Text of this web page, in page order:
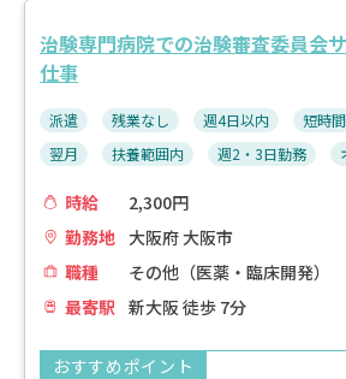
治験専門病院での治験審査委員会
仕事
派遣 残業なし 週4日以内 短時間
翌月
扶養範囲内 週2・3日勤務
時給
2,300円
勤務地 大阪府 大阪市
職種
その他（医薬・臨床開発）
最寄駅 新大阪 徒歩 7分
おすすめポイント